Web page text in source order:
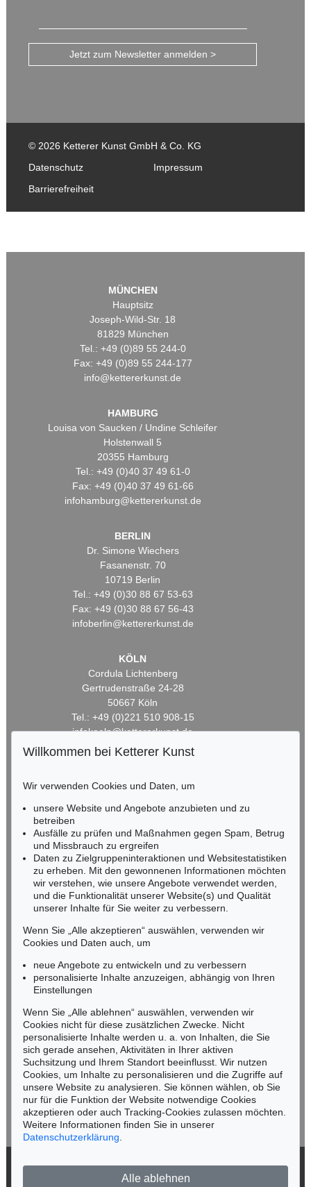
Jetzt zum Newsletter anmelden >
© 2026 Ketterer Kunst GmbH & Co. KG
Datenschutz
Impressum
Barrierefreiheit
MÜNCHEN
Hauptsitz
Joseph-Wild-Str. 18
81829 München
Tel.: +49 (0)89 55 244-0
Fax: +49 (0)89 55 244-177
info@kettererkunst.de
HAMBURG
Louisa von Saucken / Undine Schleifer
Holstenwall 5
20355 Hamburg
Tel.: +49 (0)40 37 49 61-0
Fax: +49 (0)40 37 49 61-66
infohamburg@kettererkunst.de
BERLIN
Dr. Simone Wiechers
Fasanenstr. 70
10719 Berlin
Tel.: +49 (0)30 88 67 53-63
Fax: +49 (0)30 88 67 56-43
infoberlin@kettererkunst.de
KÖLN
Cordula Lichtenberg
Gertrudenstraße 24-28
50667 Köln
Tel.: +49 (0)221 510 908-15
infokoeln@kettererkunst.de
HESSEN
Miriam Heß
Tel.: +49 (0)62 21 58 80-038
Fax: +49 (0)62 21 58 80-595
infoheidelberg@kettererkunst.de
NORDDEUTSCHLAND
Nico Kassel, M.A.
Mobil: +49 (0)171 8618661
n.kassel@kettererkunst.de
Keine Auktion mehr verpassen!
Wir informieren Sie rechtzeitig.
Jetzt zum Newsletter anmelden >
Willkommen bei Ketterer Kunst
Wir verwenden Cookies und Daten, um
unsere Website und Angebote anzubieten und zu
betreiben
Ausfälle zu prüfen und Maßnahmen gegen Spam, Betrug
und Missbrauch zu ergreifen
Daten zu Zielgruppeninteraktionen und Websitestatistiken
zu erheben. Mit den gewonnenen Informationen möchten
wir verstehen, wie unsere Angebote verwendet werden,
und die Funktionalität unserer Website(s) und Qualität
unserer Inhalte für Sie weiter zu verbessern.
Wenn Sie „Alle akzeptieren“ auswählen, verwenden wir
Cookies und Daten auch, um
neue Angebote zu entwickeln und zu verbessern
personalisierte Inhalte anzuzeigen, abhängig von Ihren
Einstellungen
Wenn Sie „Alle ablehnen“ auswählen, verwenden wir
Cookies nicht für diese zusätzlichen Zwecke. Nicht
personalisierte Inhalte werden u. a. von Inhalten, die Sie
sich gerade ansehen, Aktivitäten in Ihrer aktiven
Suchsitzung und Ihrem Standort beeinflusst. Wir nutzen
Cookies, um Inhalte zu personalisieren und die Zugriffe auf
unsere Website zu analysieren. Sie können wählen, ob Sie
nur für die Funktion der Website notwendige Cookies
akzeptieren oder auch Tracking-Cookies zulassen möchten.
Weitere Informationen finden Sie in unserer
Datenschutzerklärung
Alle ablehnen